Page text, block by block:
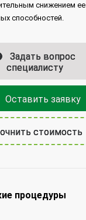
снижением ее
способностей.
Задать вопрос
специалисту
Оставить заявку
стоимость
процедуры